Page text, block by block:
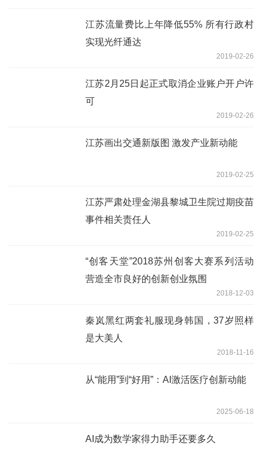
江苏流量费比上年降低55% 所有行政村
实现光纤通达
2019-02-26
江苏2月25日起正式取消企业账户开户许
可
2019-02-26
江苏画出交通新版图 激发产业新动能
2019-02-25
江苏严肃处理金湖县黎城卫生院过期疫苗
事件相关责任人
2019-02-25
“创客天堂”2018苏州创客大赛系列活动
营造全市良好的创新创业氛围
2018-12-03
秦岚黑红两套礼服现身韩国，37岁照样
是大美人
2018-11-16
从“能用”到“好用”：AI激活医疗创新动能
2025-06-18
AI成为数学家得力助手还要多久